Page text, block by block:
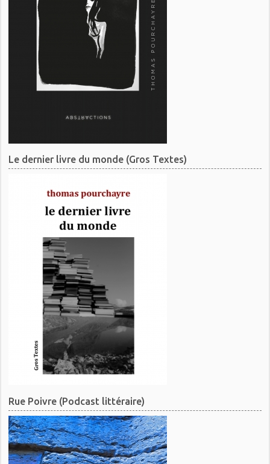
Le dernier livre du monde (Gros Textes)
Rue Poivre (Podcast littéraire)